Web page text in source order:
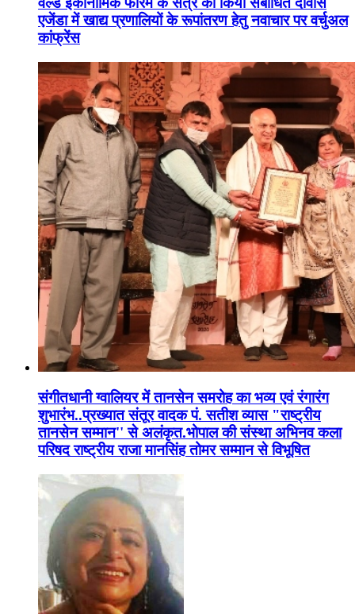
एजेंडा में खाद्य प्रणालियों के रूपांतरण हेतु नवाचार पर वर्चुअल
कांफ्रेंस
संगीतधानी ग्वालियर में तानसेन समरोह का भव्य एवं रंगारंग
शुभारंभ..प्रख्यात संतूर वादक पं. सतीश व्यास "राष्ट्रीय
तानसेन सम्मान'' से अलंकृत.भोपाल की संस्था अभिनव कला
परिषद राष्ट्रीय राजा मानसिंह तोमर सम्मान से विभूषित